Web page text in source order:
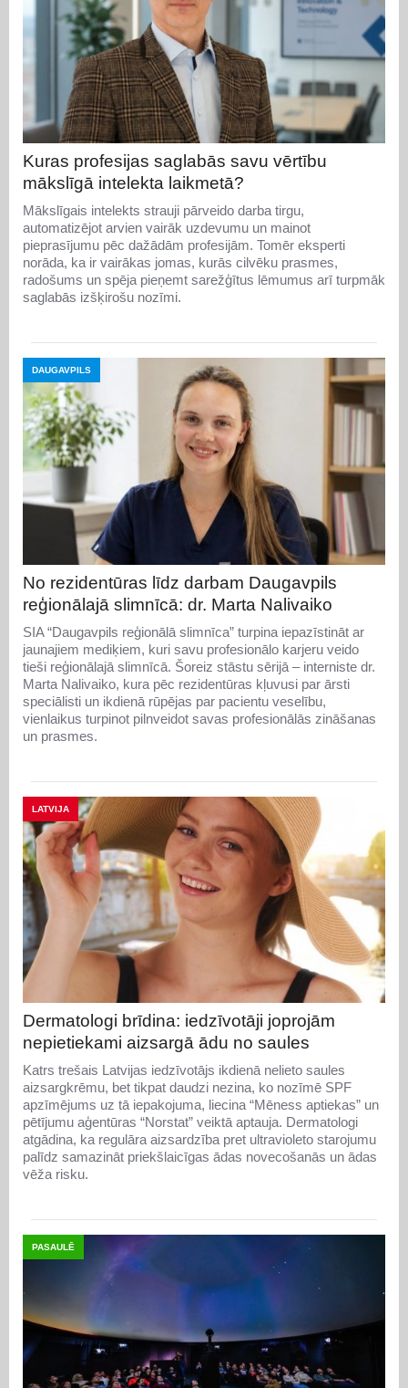
Kuras profesijas saglabās savu vērtību
mākslīgā intelekta laikmetā?
Mākslīgais intelekts strauji pārveido darba tirgu,
automatizējot arvien vairāk uzdevumu un mainot
pieprasījumu pēc dažādām profesijām. Tomēr eksperti
norāda, ka ir vairākas jomas, kurās cilvēku prasmes,
radošums un spēja pieņemt sarežģītus lēmumus arī turpmāk
saglabās izšķirošu nozīmi.
DAUGAVPILS
No rezidentūras līdz darbam Daugavpils
reģionālajā slimnīcā: dr. Marta Nalivaiko
SIA “Daugavpils reģionālā slimnīca” turpina iepazīstināt ar
jaunajiem mediķiem, kuri savu profesionālo karjeru veido
tieši reģionālajā slimnīcā. Šoreiz stāstu sērijā – interniste dr.
Marta Nalivaiko, kura pēc rezidentūras kļuvusi par ārsti
speciālisti un ikdienā rūpējas par pacientu veselību,
vienlaikus turpinot pilnveidot savas profesionālās zināšanas
un prasmes.
LATVIJA
Dermatologi brīdina: iedzīvotāji joprojām
nepietiekami aizsargā ādu no saules
Katrs trešais Latvijas iedzīvotājs ikdienā nelieto saules
aizsargkrēmu, bet tikpat daudzi nezina, ko nozīmē SPF
apzīmējums uz tā iepakojuma, liecina “Mēness aptiekas” un
pētījumu aģentūras “Norstat” veiktā aptauja. Dermatologi
atgādina, ka regulāra aizsardzība pret ultravioleto starojumu
palīdz samazināt priekšlaicīgas ādas novecošanās un ādas
vēža risku.
PASAULĒ